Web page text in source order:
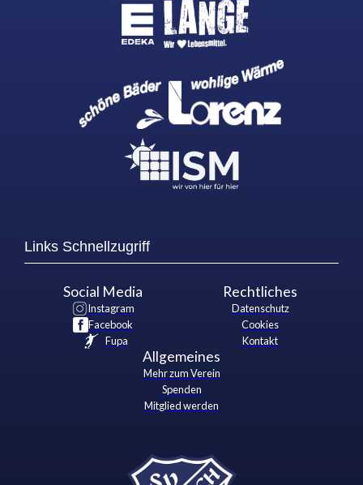
Links Schnellzugriff
Social Media
Instagram
Facebook
Fupa
Rechtliches
Datenschutz
Cookies
Kontakt
Allgemeines
Mehr zum Verein
Spenden
Mitglied werden